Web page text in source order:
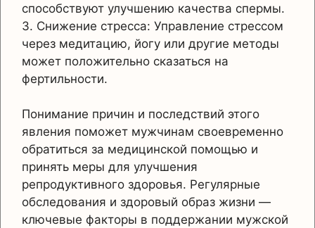
способствуют улучшению качества спермы.
3. Снижение стресса: Управление стрессом
через медитацию, йогу или другие методы
может положительно сказаться на
фертильности.
Понимание причин и последствий этого
явления поможет мужчинам своевременно
обратиться за медицинской помощью и
принять меры для улучшения
репродуктивного здоровья. Регулярные
обследования и здоровый образ жизни —
ключевые факторы в поддержании мужской